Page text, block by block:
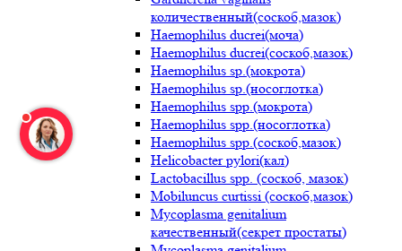
количественный(соскоб,мазок)
Haemophilus ducrei(моча)
Haemophilus ducrei(соскоб,мазок)
Haemophilus sp.(мокрота)
Haemophilus sp.(носоглотка)
Haemophilus spp.(мокрота)
Haemophilus spp.(носоглотка)
Haemophilus spp.(соскоб,мазок)
Helicobacter pylori(кал)
Lactobacillus spp. (соскоб, мазок)
Mobiluncus curtissi (соскоб,мазок)
Mycoplasma genitalium
качественный(секрет простаты)